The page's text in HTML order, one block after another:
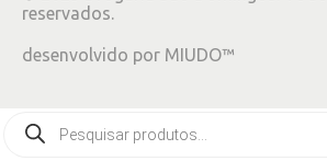
reservados.
desenvolvido por MIUDO™